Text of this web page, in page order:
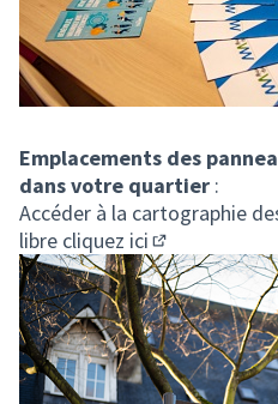
Emplacements des
dans votre quartier :
Accéder à la cartographie
libre cliquez ici
(Lien externe)